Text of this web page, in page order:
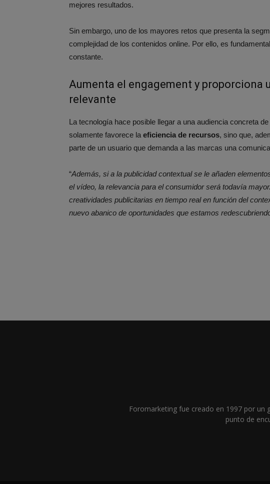
mejores resultados.
Sin embargo, uno de los mayores retos que presenta la
complejidad de los contenidos online. Por ello, es
constante.
Aumenta el engagement y proporciona
relevante
La tecnología hace posible llegar a una audiencia concreta
solamente favorece la eficiencia de recursos, sino que,
parte de un usuario que demanda a las marcas una
“Además, si a la publicidad contextual se le añaden
el vídeo, la relevancia para el consumidor será todavía
creatividades publicitarias en tiempo real en función del
nuevo abanico de oportunidades que estamos
Foromarketing fue creado en 1997 por
punto de